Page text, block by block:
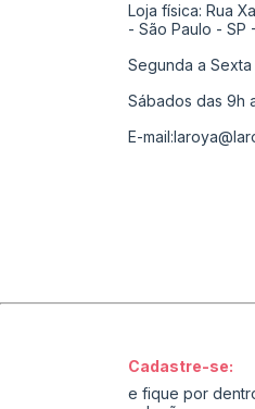
Loja física: Rua
- São Paulo -
Segunda a Sexta
Sábados das 9h
E-mail:
Cadastre-se:
e fique por